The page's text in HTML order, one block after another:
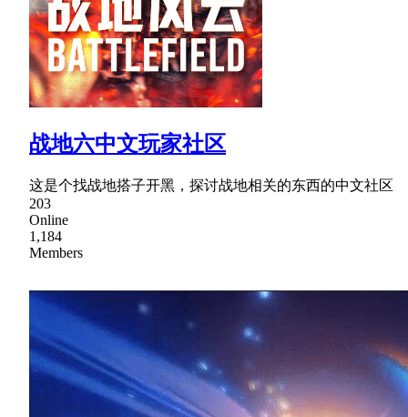
战地六中文玩家社区
这是个找战地搭子开黑，探讨战地相关的东西的中文社区
203
Online
1,184
Members